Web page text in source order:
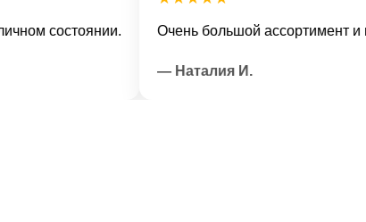
состоянии. Очень большой ассортимент и
— Наталия И.